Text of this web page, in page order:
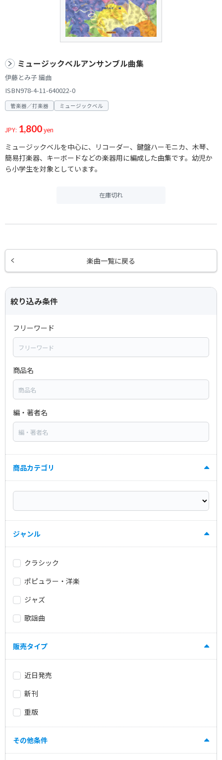
ミュージックベルアンサンブル曲集
伊藤とみ子 編曲
ISBN978-4-11-640022-0
管楽器／打楽器 ミュージックベル
JPY: 1,800yen
ミュージックベルを中心に、リコーダー、鍵盤ハーモニカ、木琴、
簡易打楽器、キーボードなどの楽器用に編成した曲集です。幼児か
ら小学生を対象としています。
在庫切れ
楽曲一覧に戻る
絞り込み条件
フリーワード
商品名
編・著者名
商品カテゴリ
ジャンル
クラシック
ポピュラー・洋楽
ジャズ
歌謡曲
販売タイプ
近日発売
新刊
重版
その他条件